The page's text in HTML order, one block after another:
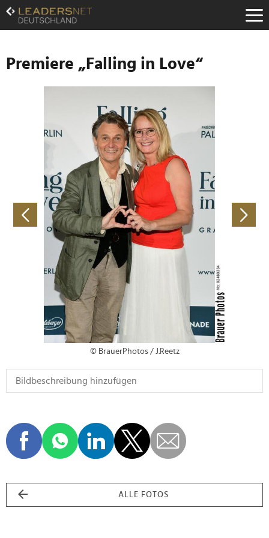
Zum
Inhalt
Zur
Navigation
Zur
Hauptnavigation
Premiere „Falling in Love“
© BrauerPhotos / J.Reetz
ALLE FOTOS